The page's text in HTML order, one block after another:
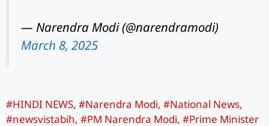
— Narendra Modi (@narendramodi)
March 8, 2025
#HINDI NEWS, #Narendra Modi, #National News,
#newsvistabih, #PM Narendra Modi, #Prime Minister